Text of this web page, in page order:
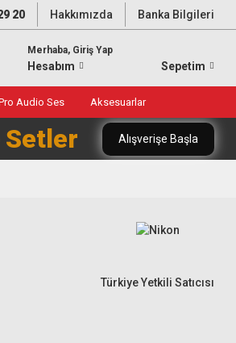
20 Hakkımızda Banka Bilgileri
Merhaba, Giriş Yap
Hesabım Sepetim
Audio Ses Aksesuarlar
Setler Alışverişe Başla
Türkiye Yetkili Satıcısı